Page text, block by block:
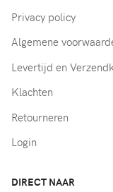
Privacy policy
Algemene
Levertijd en
Klachten
Retourneren
Login
DIRECT NAAR